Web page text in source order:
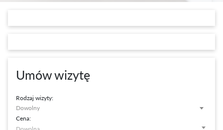
Umów wizytę
Rodzaj wizyty:
Dowolny
Cena: